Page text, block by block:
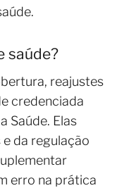
saúde?
reajustes
credenciada
Saúde. Elas
da regulação
erro na prática